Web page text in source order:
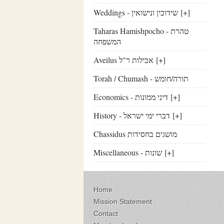
Weddings - שידוכין ונישואין [+]
Taharas Hamishpocho - טהרת
המשפחה
Aveilus אבילות ר"ל [+]
Torah / Chumash - תורה/חומש
Economics - דיני ממונות [+]
History - דברי ימי ישראל [+]
Chassidus מושגים בחסידות
Miscellaneous - שונות [+]
Home
Mission Statement
Contact